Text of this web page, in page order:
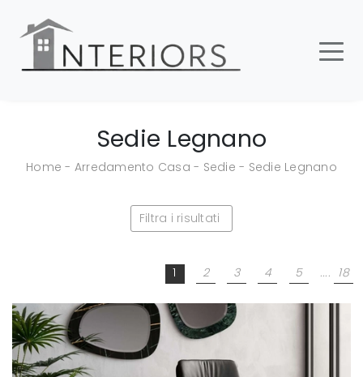
Sedie Legnano
Home - Arredamento Casa - Sedie - Sedie Legnano
Filtra i risultati
1 2 3 4 5 .... 18